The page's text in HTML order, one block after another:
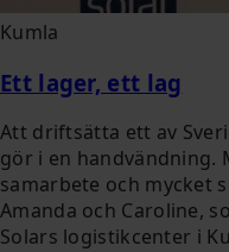
Kumla
Ett lager, ett lag
Att driftsätta ett av
gör i en handvändning.
samarbete och mycket
Amanda och Caroline,
Solars logistikcenter i